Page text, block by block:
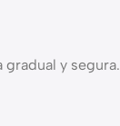
y segura.